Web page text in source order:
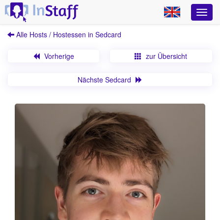
Alle Hosts / Hostessen in Sedcard
Vorherige zur Übersicht
Nächste Sedcard